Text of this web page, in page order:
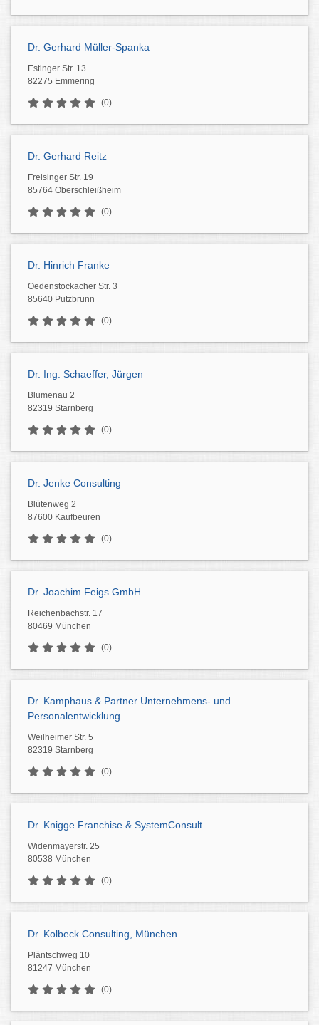
Dr. Gerhard Müller-Spanka
Estinger Str. 13
82275 Emmering
(0)
Dr. Gerhard Reitz
Freisinger Str. 19
85764 Oberschleißheim
(0)
Dr. Hinrich Franke
Oedenstockacher Str. 3
85640 Putzbrunn
(0)
Dr. Ing. Schaeffer, Jürgen
Blumenau 2
82319 Starnberg
(0)
Dr. Jenke Consulting
Blütenweg 2
87600 Kaufbeuren
(0)
Dr. Joachim Feigs GmbH
Reichenbachstr. 17
80469 München
(0)
Dr. Kamphaus & Partner Unternehmens- und
Personalentwicklung
Weilheimer Str. 5
82319 Starnberg
(0)
Dr. Knigge Franchise & SystemConsult
Widenmayerstr. 25
80538 München
(0)
Dr. Kolbeck Consulting, München
Pläntschweg 10
81247 München
(0)